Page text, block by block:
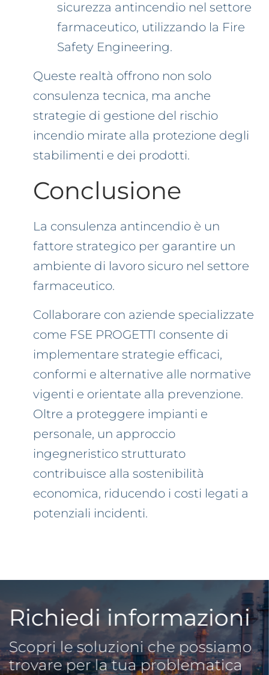
sicurezza antincendio nel settore
farmaceutico, utilizzando la Fire
Safety Engineering.
Queste realtà offrono non solo
consulenza tecnica, ma anche
strategie di gestione del rischio
incendio mirate alla protezione degli
stabilimenti e dei prodotti.
Conclusione
La consulenza antincendio è un
fattore strategico per garantire un
ambiente di lavoro sicuro nel settore
farmaceutico.
Collaborare con aziende specializzate
come FSE PROGETTI consente di
implementare strategie efficaci,
conformi e alternative alle normative
vigenti e orientate alla prevenzione.
Oltre a proteggere impianti e
personale, un approccio
ingegneristico strutturato
contribuisce alla sostenibilità
economica, riducendo i costi legati a
potenziali incidenti.
Richiedi informazioni
Scopri le soluzioni che possiamo
trovare per la tua problematica